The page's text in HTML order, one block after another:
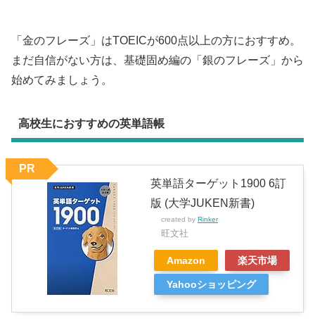
「金のフレーズ」はTOEICが600点以上の方におすすめ。
まだ自信がない方は、基礎固め編の「銀のフレーズ」から
始めてみましょう。
高校生におすすめの英単語帳
英単語ターゲット1900 6訂
版 (大学JUKEN新書)
created by Rinker
旺文社
Amazon 楽天市場
Yahooショッピング
PR